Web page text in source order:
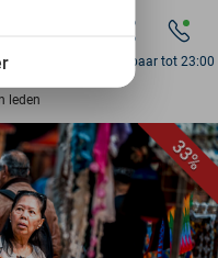
beschikbaar
leden
van
deals
beschikbaar
leden
Bereikbaar tot 23:00
33%